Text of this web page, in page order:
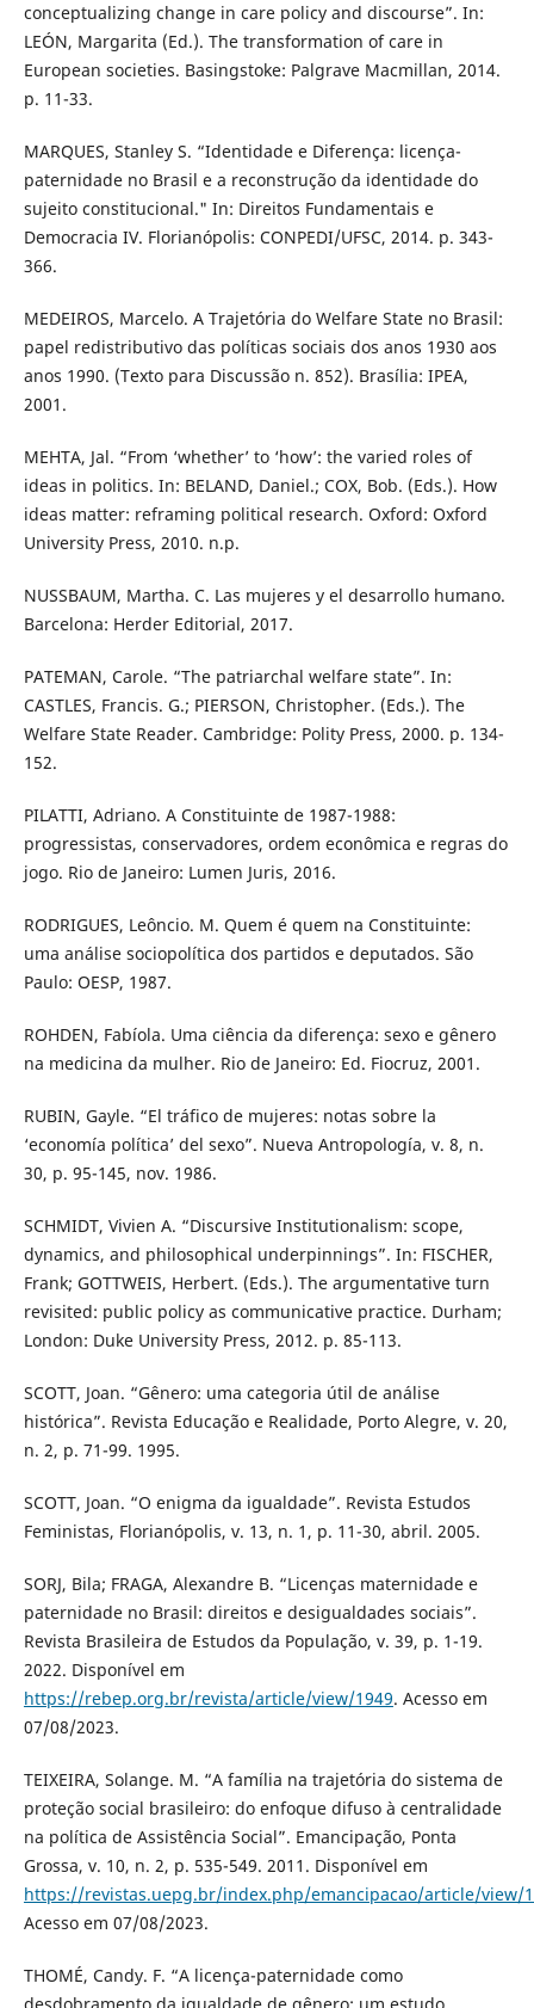
conceptualizing change in care policy and discourse”. In:
LEÓN, Margarita (Ed.). The transformation of care in
European societies. Basingstoke: Palgrave Macmillan, 2014.
p. 11-33.
MARQUES, Stanley S. “Identidade e Diferença: licença-
paternidade no Brasil e a reconstrução da identidade do
sujeito constitucional." In: Direitos Fundamentais e
Democracia IV. Florianópolis: CONPEDI/UFSC, 2014. p. 343-
366.
MEDEIROS, Marcelo. A Trajetória do Welfare State no Brasil:
papel redistributivo das políticas sociais dos anos 1930 aos
anos 1990. (Texto para Discussão n. 852). Brasília: IPEA,
2001.
MEHTA, Jal. “From ‘whether’ to ‘how’: the varied roles of
ideas in politics. In: BELAND, Daniel.; COX, Bob. (Eds.). How
ideas matter: reframing political research. Oxford: Oxford
University Press, 2010. n.p.
NUSSBAUM, Martha. C. Las mujeres y el desarrollo humano.
Barcelona: Herder Editorial, 2017.
PATEMAN, Carole. “The patriarchal welfare state”. In:
CASTLES, Francis. G.; PIERSON, Christopher. (Eds.). The
Welfare State Reader. Cambridge: Polity Press, 2000. p. 134-
152.
PILATTI, Adriano. A Constituinte de 1987-1988:
progressistas, conservadores, ordem econômica e regras do
jogo. Rio de Janeiro: Lumen Juris, 2016.
RODRIGUES, Leôncio. M. Quem é quem na Constituinte:
uma análise sociopolítica dos partidos e deputados. São
Paulo: OESP, 1987.
ROHDEN, Fabíola. Uma ciência da diferença: sexo e gênero
na medicina da mulher. Rio de Janeiro: Ed. Fiocruz, 2001.
RUBIN, Gayle. “El tráfico de mujeres: notas sobre la
‘economía política’ del sexo”. Nueva Antropología, v. 8, n.
30, p. 95-145, nov. 1986.
SCHMIDT, Vivien A. “Discursive Institutionalism: scope,
dynamics, and philosophical underpinnings”. In: FISCHER,
Frank; GOTTWEIS, Herbert. (Eds.). The argumentative turn
revisited: public policy as communicative practice. Durham;
London: Duke University Press, 2012. p. 85-113.
SCOTT, Joan. “Gênero: uma categoria útil de análise
histórica”. Revista Educação e Realidade, Porto Alegre, v. 20,
n. 2, p. 71-99. 1995.
SCOTT, Joan. “O enigma da igualdade”. Revista Estudos
Feministas, Florianópolis, v. 13, n. 1, p. 11-30, abril. 2005.
SORJ, Bila; FRAGA, Alexandre B. “Licenças maternidade e
paternidade no Brasil: direitos e desigualdades sociais”.
Revista Brasileira de Estudos da População, v. 39, p. 1-19.
2022. Disponível em
https://rebep.org.br/revista/article/view/1949. Acesso em
07/08/2023.
TEIXEIRA, Solange. M. “A família na trajetória do sistema de
proteção social brasileiro: do enfoque difuso à centralidade
na política de Assistência Social”. Emancipação, Ponta
Grossa, v. 10, n. 2, p. 535-549. 2011. Disponível em
https://revistas.uepg.br/index.php/emancipacao/article/view/
Acesso em 07/08/2023.
THOMÉ, Candy. F. “A licença-paternidade como